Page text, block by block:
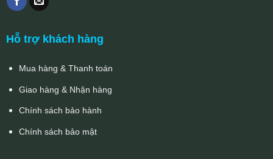
Hỗ trợ khách hàng
Mua hàng & Thanh toán
Giao hàng & Nhận hàng
Chính sách bảo hành
Chính sách bảo mật